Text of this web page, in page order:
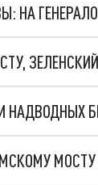
НА
МОСТУ